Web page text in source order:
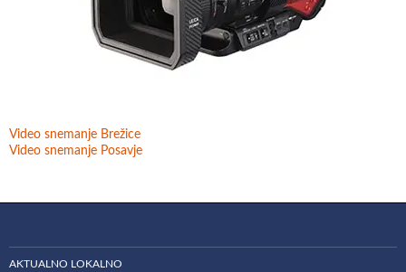
Video snemanje Brežice
Video snemanje Posavje
AKTUALNO LOKALNO